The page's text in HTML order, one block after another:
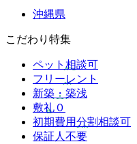
沖縄県
こだわり特集
ペット相談可
フリーレント
新築・築浅
敷礼０
初期費用分割相談可
保証人不要